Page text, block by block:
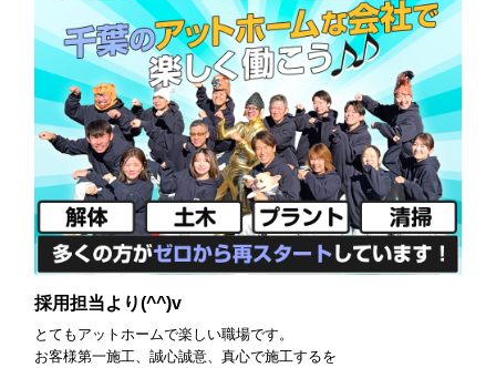
採用担当より(^^)v
とてもアットホームで楽しい職場です。
お客様第一施工、誠心誠意、真心で施工するを